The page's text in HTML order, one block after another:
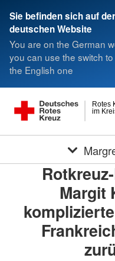
Sie befinden sich auf der
deutschen Website
You are on the German
you can use the switch
the English one
im
Rotes
Margit